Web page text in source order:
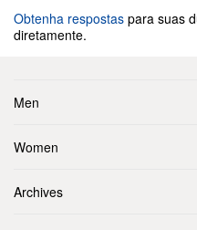
Obtenha respostas para suas
diretamente.
Men
Women
Archives